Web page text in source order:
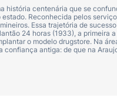
história centenária que se
Reconhecida pelos
Essa trajetória de
24 horas (1933), a primeira
o modelo drugstore. Na
confiança antiga: de que na